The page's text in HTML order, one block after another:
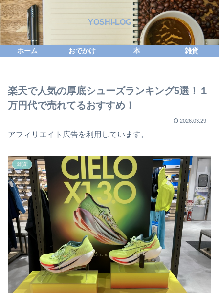
YOSHI-LOG
ホーム おでかけ 本 雑貨
楽天で人気の厚底シューズランキング5選！１
万円代で売れてるおすすめ！
2026.03.29
アフィリエイト広告を利用しています。
雑貨